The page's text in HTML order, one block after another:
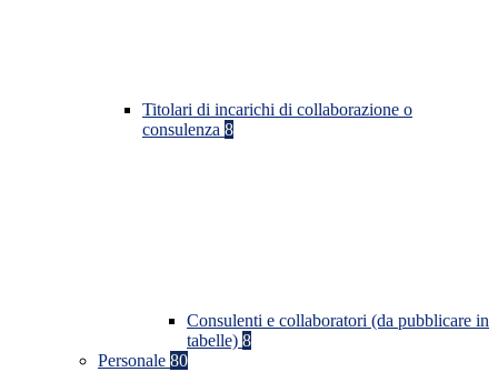
Titolari di incarichi di collaborazione o
consulenza 8
Consulenti e collaboratori (da pubblicare in
tabelle) 8
Personale 80